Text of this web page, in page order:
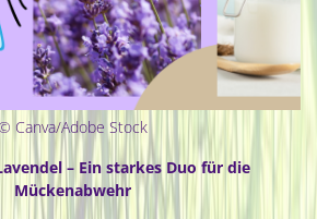
Canva/Adobe Stock
– Ein starkes Duo für die
Mückenabwehr